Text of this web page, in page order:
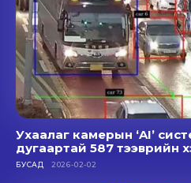
Ухаалаг камерын ‘AI’
дугаартай 587 тээврийн
БУСАД 2026-02-02